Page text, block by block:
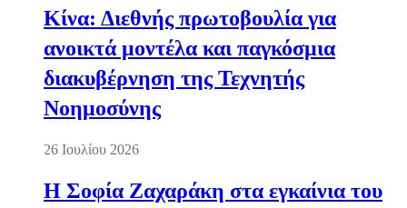
Κίνα: Διεθνής πρωτοβουλία για
ανοικτά μοντέλα και παγκόσμια
διακυβέρνηση της Τεχνητής
Νοημοσύνης
26 Ιουλίου 2026
Η Σοφία Ζαχαράκη στα εγκαίνια του